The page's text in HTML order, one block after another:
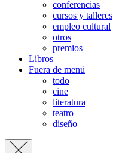
conferencias
cursos y talleres
empleo cultural
otros
premios
Libros
Fuera de menú
todo
cine
literatura
teatro
diseño